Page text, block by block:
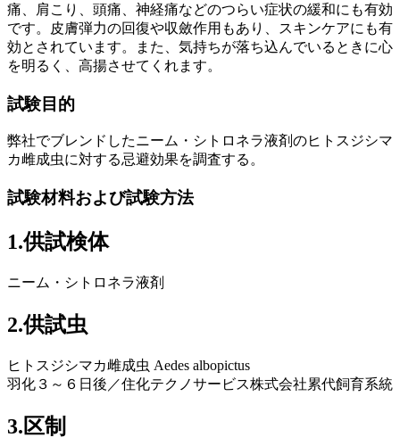
痛、肩こり、頭痛、神経痛などのつらい症状の緩和にも有効
です。皮膚弾力の回復や収斂作用もあり、スキンケアにも有
効とされています。また、気持ちが落ち込んでいるときに心
を明るく、高揚させてくれます。
試験目的
弊社でブレンドしたニーム・シトロネラ液剤のヒトスジシマ
カ雌成虫に対する忌避効果を調査する。
試験材料および試験方法
1.供試検体
ニーム・シトロネラ液剤
2.供試虫
ヒトスジシマカ雌成虫 Aedes albopictus
羽化３～６日後／住化テクノサービス株式会社累代飼育系統
3.区制